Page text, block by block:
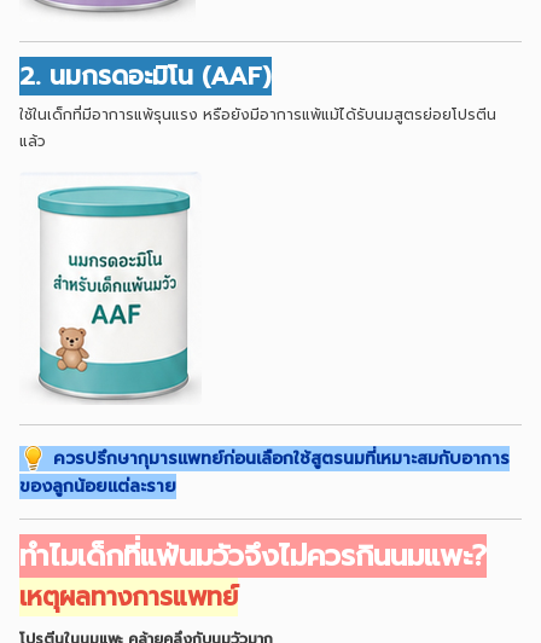
2. นมกรดอะมิโน (AAF)
ใช้ในเด็กที่มีอาการแพ้รุนแรง หรือยังมีอาการแพ้แม้ได้รับนมสูตรย่อยโปรตีน
แล้ว
ควรปรึกษากุมารแพทย์ก่อนเลือกใช้สูตรนมที่เหมาะสมกับอาการ
ของลูกน้อยแต่ละราย
ทำไมเด็กที่แพ้นมวัวจึงไม่ควรกินนมแพะ?
เหตุผลทางการแพทย์